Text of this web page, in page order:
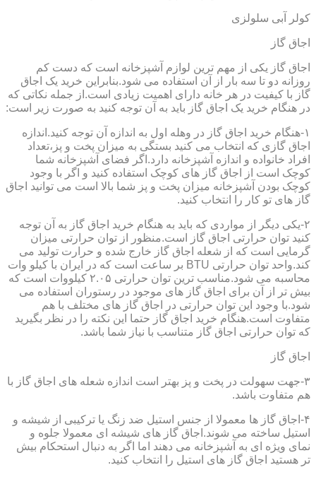
کولر آبی سلولزی
اجاق گاز
اجاق گاز یکی از مهم ترین لوازم آشپزخانه است که دست کم
روزانه دو تا سه بار از آن استفاده می شود.بنابراین خرید یک اجاق
گاز با کیفیت در هر خانه دارای اهمیت زیادی است.از جمله نکاتی که
در هنگام خرید یک اجاق گاز باید به آن توجه کنید به صورت زیر است:
۱-هنگام خرید اجاق گاز در وهله اول به اندازه آن توجه کنید.اندازه
اجاق گازی که انتخاب می کنید بستگی به میزان پخت و پز،تعداد
افراد خانواده و اندازه آشپزخانه دارد.اگر فضای آشپزخانه شما
کوچک است از اجاق گاز های کوچک استفاده کنید و اگر با وجود
کوچک بودن آشپزخانه میزان پخت و پز شما بالا است می توانید اجاق
گاز های تو کار را انتخاب کنید.
۲-یکی دیگر از مواردی که باید به هنگام خرید اجاق گاز به آن توجه
کنید توان حرارتی اجاق گاز است.منظور از توان حرارتی میزان
گرمایی است که از شعله اجاق گاز خارج شده و حرارت تولید می
کند.واحد توان حرارتی BTU بر ساعت است که در ایران با کیلو وات
محاسبه می شود.مناسب ترین توان حرارتی ۲.۰۵ کیلووات است که
بیش تر از آن برای اجاق گاز های موجود در رستوران استفاده می
شود.با وجود این توان حرارتی در اجاق گاز های مختلف با هم
متفاوت است.هنگام خرید اجاق گاز حتما این نکته را در نظر بگیرید
که توان حرارتی اجاق گاز متناسب با نیاز شما باشد.
اجاق گاز
۳-جهت سهولت در پخت و پز بهتر است اندازه شعله های اجاق گاز با
هم متفاوت باشد.
۴-اجاق گاز ها معمولا از جنس استیل ضد زنگ یا ترکیبی از شیشه و
استیل ساخته می شوند.اجاق گاز های شیشه ای معمولا جلوه و
نمای ویژه ای به آشپزخانه می دهند اما اگر به دنبال استحکام بیش
تر هستید اجاق گاز های استیل را انتخاب کنید.